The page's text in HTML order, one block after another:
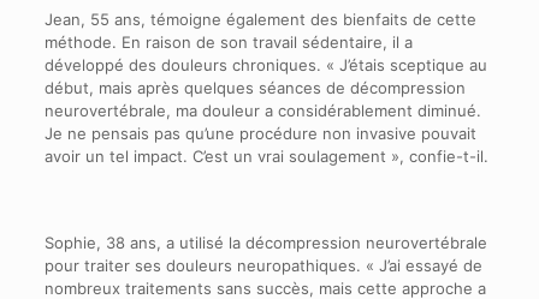
Jean, 55 ans, témoigne également des bienfaits de cette
méthode. En raison de son travail sédentaire, il a
développé des douleurs chroniques. « J’étais sceptique au
début, mais après quelques séances de décompression
neurovertébrale, ma douleur a considérablement diminué.
Je ne pensais pas qu’une procédure non invasive pouvait
avoir un tel impact. C’est un vrai soulagement », confie-t-il.
Sophie, 38 ans, a utilisé la décompression neurovertébrale
pour traiter ses douleurs neuropathiques. « J’ai essayé de
nombreux traitements sans succès, mais cette approche a